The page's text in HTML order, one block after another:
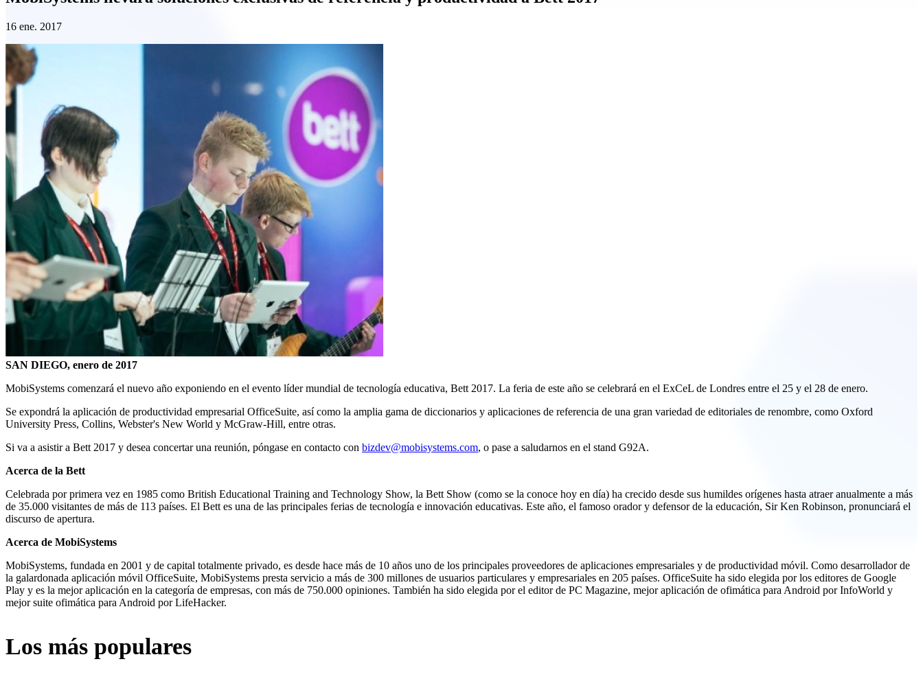
16 ene. 2017
SAN DIEGO, enero de 2017
MobiSystems comenzará el nuevo año exponiendo en el evento líder mundial de tecnología educativa, Bett 2017. La feria de este año se celebrará en el ExCeL de Londres entre el 25 y el 28 de enero.
Se expondrá la aplicación de productividad empresarial OfficeSuite, así como la amplia gama de diccionarios y aplicaciones de referencia de una gran variedad de editoriales de renombre, como Oxford
University Press, Collins, Webster's New World y McGraw-Hill, entre otras.
Si va a asistir a Bett 2017 y desea concertar una reunión, póngase en contacto con bizdev@mobisystems.com, o pase a saludarnos en el stand G92A.
Acerca de la Bett
Celebrada por primera vez en 1985 como British Educational Training and Technology Show, la Bett Show (como se la conoce hoy en día) ha crecido desde sus humildes orígenes hasta atraer anualmente a más
de 35.000 visitantes de más de 113 países. El Bett es una de las principales ferias de tecnología e innovación educativas. Este año, el famoso orador y defensor de la educación, Sir Ken Robinson, pronunciará el
discurso de apertura.
Acerca de MobiSystems
MobiSystems, fundada en 2001 y de capital totalmente privado, es desde hace más de 10 años uno de los principales proveedores de aplicaciones empresariales y de productividad móvil. Como desarrollador de
la galardonada aplicación móvil OfficeSuite, MobiSystems presta servicio a más de 300 millones de usuarios particulares y empresariales en 205 países. OfficeSuite ha sido elegida por los editores de Google
Play y es la mejor aplicación en la categoría de empresas, con más de 750.000 opiniones. También ha sido elegida por el editor de PC Magazine, mejor aplicación de ofimática para Android por InfoWorld y
mejor suite ofimática para Android por LifeHacker.
Los más populares